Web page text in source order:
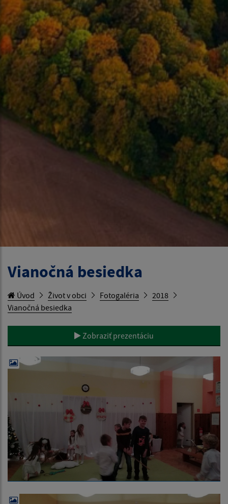
Vianočná besiedka
Úvod Život v obci Fotogaléria
2018
Vianočná besiedka
Zobraziť prezentáciu